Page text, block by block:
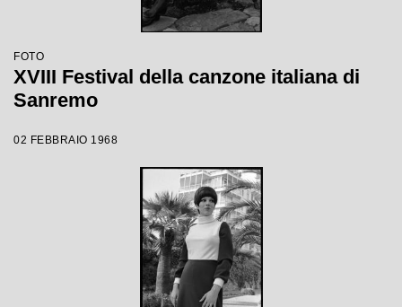
FOTO
XVIII Festival della canzone italiana di
Sanremo
02 FEBBRAIO 1968